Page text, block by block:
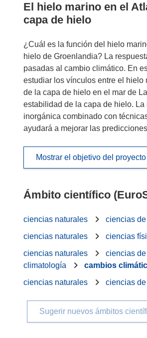
El hielo marino en el
capa de hielo
¿Cuál es la función del hielo
hielo de Groenlandia? La
pasadas al cambio climático. En
estudiar los vínculos entre el
de la capa de hielo en el mar de
estabilidad de la capa de hielo.
inorgánica combinado con
ayudará a mejorar las
Mostrar el objetivo del proyecto
Ámbito científico
ciencias naturales ciencias
ciencias naturales
ciencias
ciencias naturales
ciencias
climatología
cambios
ciencias naturales
ciencias
Sugerir nuevos ámbitos